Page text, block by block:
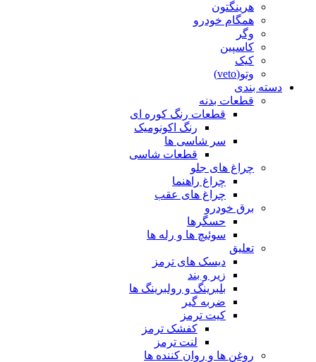
هرینگتون
همگام خودرو
وگر
کاسپین
کیک
وتو(veto)
دسته بندی
قطعات بدنه
قطعات رنگ کوره ای
رنگ اکونومیک
سر شاسی ها
قطعات شاسی
چراغ های جلو
چراغ راهنما
چراغ های عقب
برق خودرو
حسگرها
سوئیچ ها و رله ها
تعلیق
دیسک های ترمز
زیر و بند
بلبرینگ و رولبرینگ ها
ضربه گیر
کیت ترمز
کفشک ترمز
لنت ترمز
روغن ها و روان کننده ها